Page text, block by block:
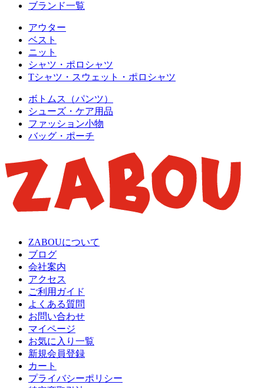
ブランド一覧
アウター
ベスト
ニット
シャツ・ポロシャツ
Tシャツ・スウェット・ポロシャツ
ボトムス（パンツ）
シューズ・ケア用品
ファッション小物
バッグ・ポーチ
ZABOUについて
ブログ
会社案内
アクセス
ご利用ガイド
よくある質問
お問い合わせ
マイページ
お気に入り一覧
新規会員登録
カート
プライバシーポリシー